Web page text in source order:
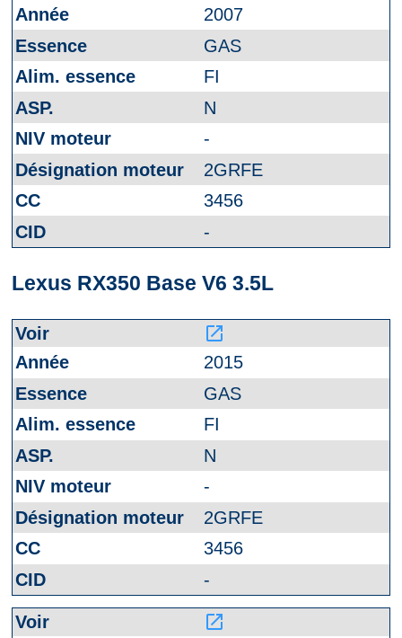
2007
GAS
FI
N
-
2GRFE
3456
-
Lexus RX350 Base V6 3.5L
launch
2015
GAS
FI
N
-
2GRFE
3456
-
launch